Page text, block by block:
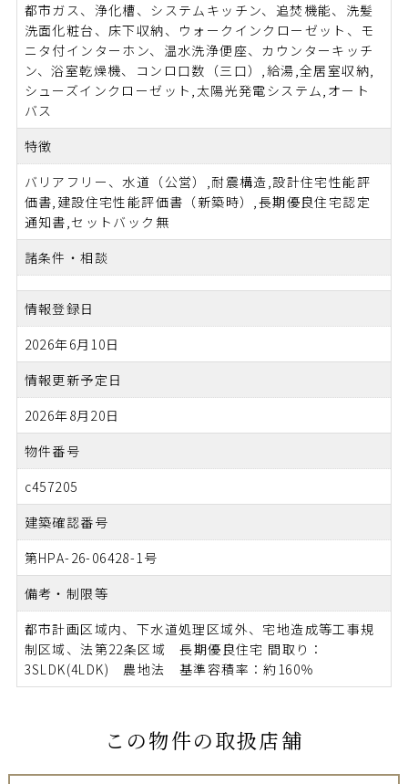
都市ガス、浄化槽、システムキッチン、追焚機能、洗髪
洗面化粧台、床下収納、ウォークインクローゼット、モ
ニタ付インターホン、温水洗浄便座、カウンターキッチ
ン、浴室乾燥機、コンロ口数（三口）,給湯,全居室収納,
シューズインクローゼット,太陽光発電システム,オート
バス
特徴
バリアフリー、水道（公営）,耐震構造,設計住宅性能評
価書,建設住宅性能評価書（新築時）,長期優良住宅認定
通知書,セットバック無
諸条件・相談
情報登録日
2026年6月10日
情報更新予定日
2026年8月20日
物件番号
c457205
建築確認番号
第HPA-26-06428-1号
備考・制限等
都市計画区域内、下水道処理区域外、宅地造成等工事規
制区域、法第22条区域 長期優良住宅 間取り：
3SLDK(4LDK) 農地法 基準容積率：約160％
この物件の取扱店舗